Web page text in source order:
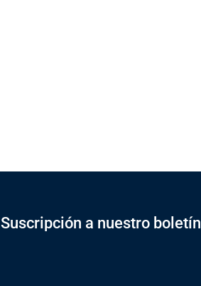
Suscripción a nuestro boletín